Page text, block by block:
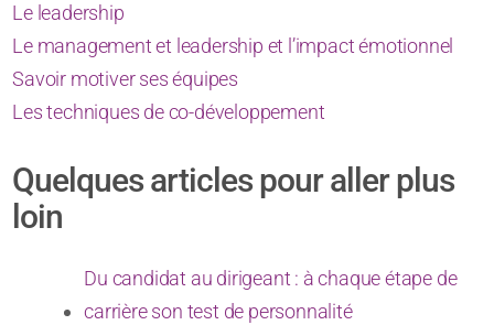
Le leadership
Le management et leadership et l’impact émotionnel
Savoir motiver ses équipes
Les techniques de co-développement
Quelques articles pour aller plus
loin
Du candidat au dirigeant : à chaque étape de
carrière son test de personnalité